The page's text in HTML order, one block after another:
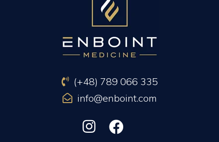
(+48) 789 066 335
info@enboint.com